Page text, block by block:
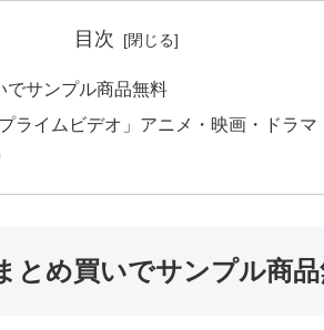
目次
でサンプル商品無料
ライムビデオ」アニメ・映画・ドラ
とめ買いでサンプル商